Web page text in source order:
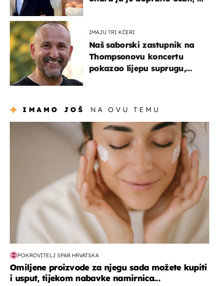
IMAJU TRI KĆERI
Naš saborski zastupnik na
Thompsonovu koncertu
pokazao lijepu suprugu,
IMAMO JOŠ NA OVU TEMU
moda & ljepota
POKROVITELJ SPAR HRVATSKA
Omiljene proizvode za njegu sada možete kupiti
i usput, tijekom nabavke namirnica...